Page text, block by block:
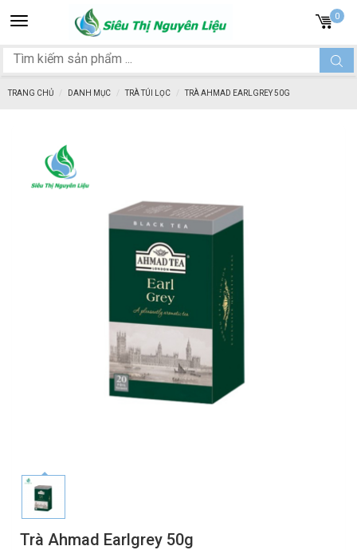
Toggle
navigation
0
TRANG CHỦ DANH MỤC TRÀ TÚI LỌC TRÀ AHMAD EARLGREY 50G
Trà Ahmad Earlgrey 50g